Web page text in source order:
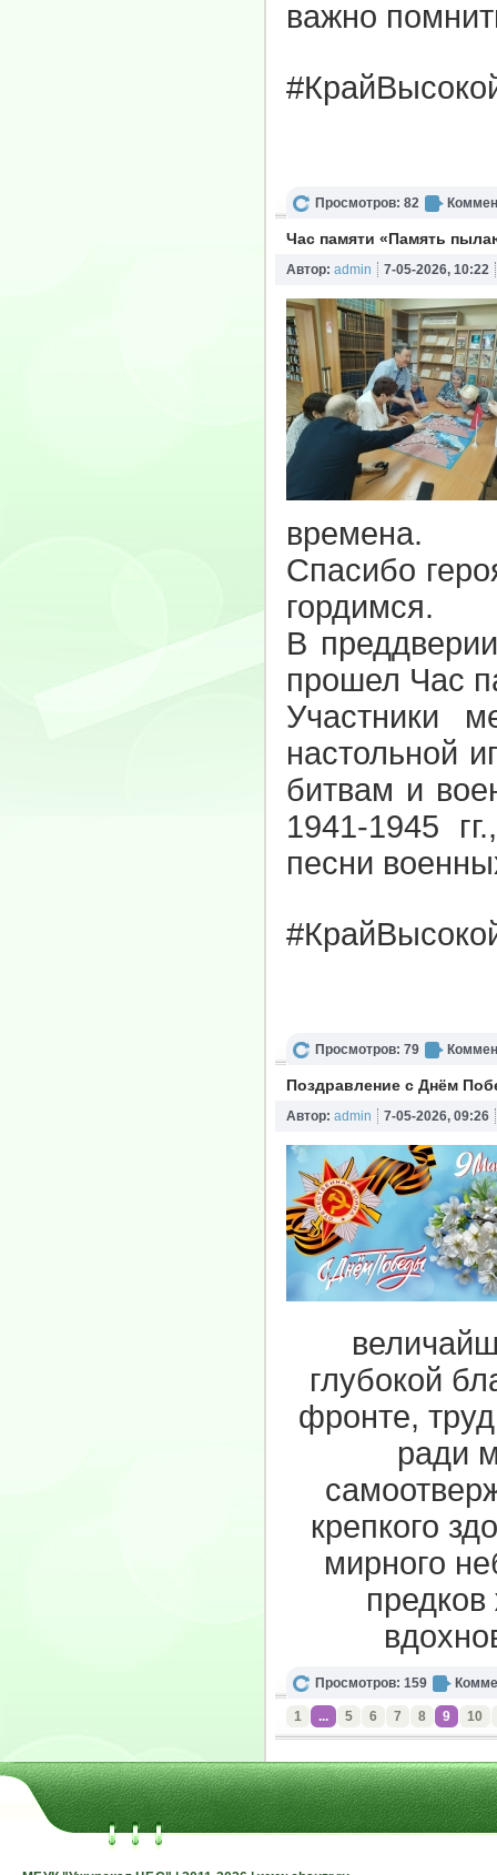
важно
Просмотров: 82
Час памяти «Память
Автор: admin 7-05-2026, 10:22
времена.
Спасибо
гордимся.
В
прошел Час
Участники
настольной
битвам и
1941-1945
песни
Просмотров: 79
Поздравление с Днём
Автор: admin 7-05-2026, 09:26
глубокой
фронте,
ради
крепкого
мирного
Просмотров: 159
1 ... 5 6 7 8 9 10
МБУК "Ужурская ЦБС" | 2011-2026 | www.cbsuzr.ru